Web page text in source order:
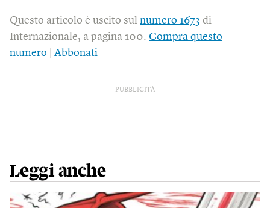
Questo articolo è uscito sul numero 1673 di
Internazionale, a pagina 100. Compra questo
numero
Abbonati
PUBBLICITÀ
Leggi anche